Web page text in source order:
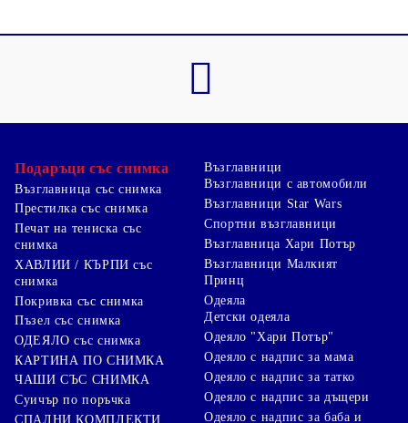
Подаръци със снимка
Възглавница със снимка
Престилка със снимка
Печат на тениска със
снимка
ХАВЛИИ / КЪРПИ със
снимка
Покривка със снимка
Пъзел със снимка
ОДЕЯЛО със снимка
КАРТИНА ПО СНИМКА
ЧАШИ СЪС СНИМКА
Суичър по поръчка
СПАЛНИ КОМПЛЕКТИ
Възглавници
Възглавници с автомобили
Възглавници Star Wars
Спортни възглавници
Възглавница Хари Потър
Възглавници Малкият
Принц
Одеяла
Детски одеяла
Одеяло "Хари Потър"
Одеяло с надпис за мама
Одеяло с надпис за татко
Одеяло с надпис за дъщери
Одеяло с надпис за баба и